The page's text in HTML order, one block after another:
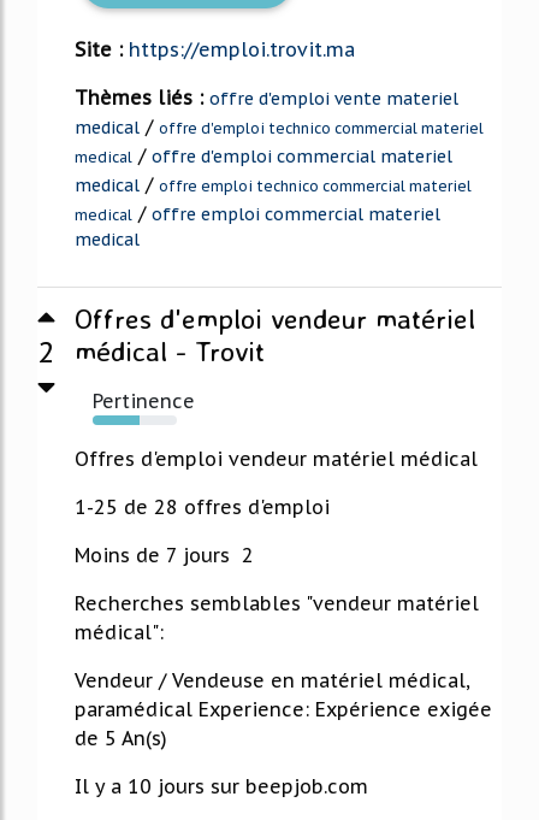
Site : https://emploi.trovit.ma
Thèmes liés : offre d'emploi vente materiel
medical / offre d'emploi technico commercial materiel
medical / offre d'emploi commercial materiel
medical / offre emploi technico commercial materiel
medical / offre emploi commercial materiel
medical
2
Offres d'emploi vendeur matériel
médical - Trovit
Pertinence
55%
Offres d'emploi vendeur matériel médical
1-25 de 28 offres d'emploi
Moins de 7 jours 2
Recherches semblables "vendeur matériel
médical":
Vendeur / Vendeuse en matériel médical,
paramédical Experience: Expérience exigée
de 5 An(s)
Il y a 10 jours sur beepjob.com